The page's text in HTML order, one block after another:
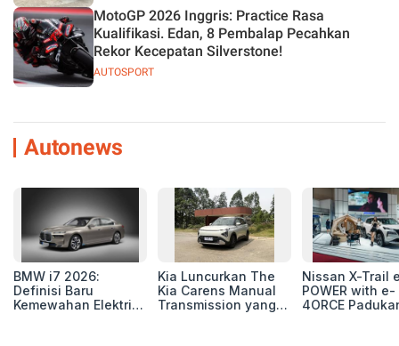
AUTOSPORT
MotoGP 2026 Inggris: Practice Rasa
Kualifikasi. Edan, 8 Pembalap Pecahkan
Rekor Kecepatan Silverstone!
Autonews
BMW i7 2026:
Definisi Baru
Kemewahan Elektrik
Kia Luncurkan The
Kia Carens Manual
Transmission yang
Nissan X-Trail
POWER with e-
4ORCE